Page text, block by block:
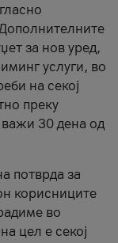
за нов уред,
услуги, во
на секој
преку
важи 30 дена од
потврда за
корисниците
во
цел е секој